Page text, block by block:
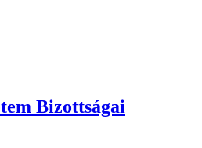
Bizottságai